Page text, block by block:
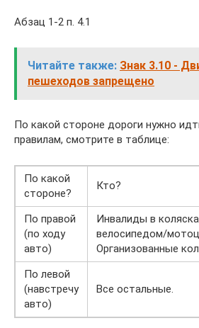
Абзац 1-2 п. 4.1
Читайте также: Знак 3.10 -
пешеходов запрещено
По какой стороне дороги нужно
правилам, смотрите в таблице:
По какой
стороне?
Кто?
По правой
(по ходу
авто)
Инвалиды в
велосипедом/
Организованные
По левой
(навстречу
авто)
Все остальные.